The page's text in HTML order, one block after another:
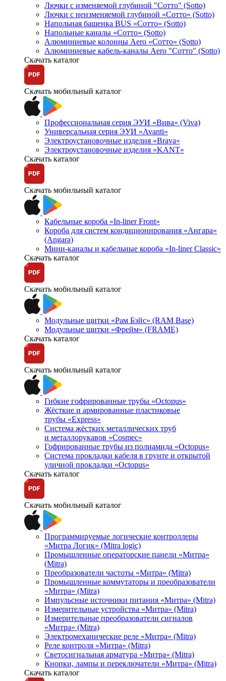
Лючки с изменяемой глубиной "Сотто" (Sotto)
Лючки с неизменяемой глубиной «Сотто» (Sotto)
Напольная башенка BUS «Сотто» (Sotto)
Напольные каналы «Сотто» (Sotto)
Алюминиевые колонны Aero «Сотто» (Sotto)
Алюминиевые кабель-каналы Aero "Сотто" (Sotto)
Скачать каталог
Скачать мобильный каталог
Профессиональная серия ЭУИ «Вива» (Viva)
Универсальная серия ЭУИ «Avanti»
Электроустановочные изделия «Brava»
Электроустановочные изделия «KANT»
Скачать каталог
Скачать мобильный каталог
Кабельные короба «In-liner Front»
Короба для систем кондиционирования «Ангара»
(Angara)
Мини-каналы и кабельные короба «In-liner Classic»
Скачать каталог
Скачать мобильный каталог
Модульные щитки «Рам Бэйс» (RAM Base)
Модульные щитки «Фрейм» (FRAME)
Скачать каталог
Скачать мобильный каталог
Гибкие гофрированные трубы «Octopus»
Жёсткие и армированные пластиковые
трубы «Express»
Система жёстких металлических труб
и металлорукавов «Cosmec»
Гофрированные трубы из полиамида «Octopus»
Система прокладки кабеля в грунте и открытой
уличной прокладки «Octopus»
Скачать каталог
Скачать мобильный каталог
Программируемые логические контроллеры
«Митра Логик» (Mitra logic)
Промышленные операторские панели «Митра»
(Mitra)
Преобразователи частоты «Митра» (Mitra)
Промышленные коммутаторы и преобразователи
«Митра» (Mitra)
Импульсные источники питания «Митра» (Mitra)
Измерительные устройства «Митра» (Mitra)
Измерительные преобразователи сигналов
«Митра» (Mitra)
Электромеханические реле «Митра» (Mitra)
Реле контроля «Митра» (Mitra)
Светосигнальная арматура «Митра» (Mitra)
Кнопки, лампы и переключатели «Митра» (Mitra)
Скачать каталог